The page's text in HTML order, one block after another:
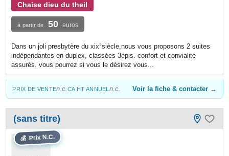
Chaise dieu du theil
à partir de 50 euros
Dans un joli presbytère du xix°siècle,nous vous proposons 2 suites
indépendantes en duplex, classées 3épis. confort et convialité
assurés. vous pourrez si vous le désirez vous...
PRIX DE VENTEn.c.CA HT ANNUEL n.c. Voir la fiche & contacter →
💰 Prix N.C.
(sans titre)